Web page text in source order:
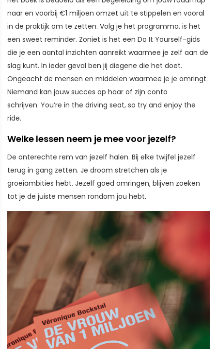
naar en voorbij €1 miljoen omzet uit te stippelen en vooral
in de praktijk om te zetten. Volg je het programma, is het
een sweet reminder. Zoniet is het een Do It Yourself-gids
die je een aantal inzichten aanreikt waarmee je zelf aan de
slag kunt. In ieder geval ben jij diegene die het doet.
Ongeacht de mensen en middelen waarmee je je omringt.
Niemand kan jouw succes op haar of zijn conto
schrijven. You’re in the driving seat, so try and enjoy the
ride.
Welke lessen neem je mee voor jezelf?
De onterechte rem van jezelf halen. Bij elke twijfel jezelf
terug in gang zetten. Je droom stretchen als je
groeiambities hebt. Jezelf goed omringen, blijven zoeken
tot je de juiste mensen rondom jou hebt.